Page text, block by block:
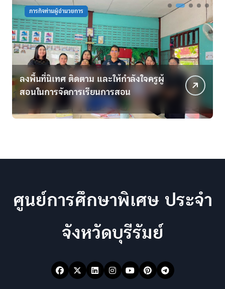
ภารกิจท่านผู้อำนวยการ
ลงพื้นที่นิเทศ ติดตาม และให้กำลังใจครูผู้
สอนในการจัดการเรียนการสอน
ศูนย์การศึกษาพิเศษ ประจำ
จังหวัดบุรีรัมย์